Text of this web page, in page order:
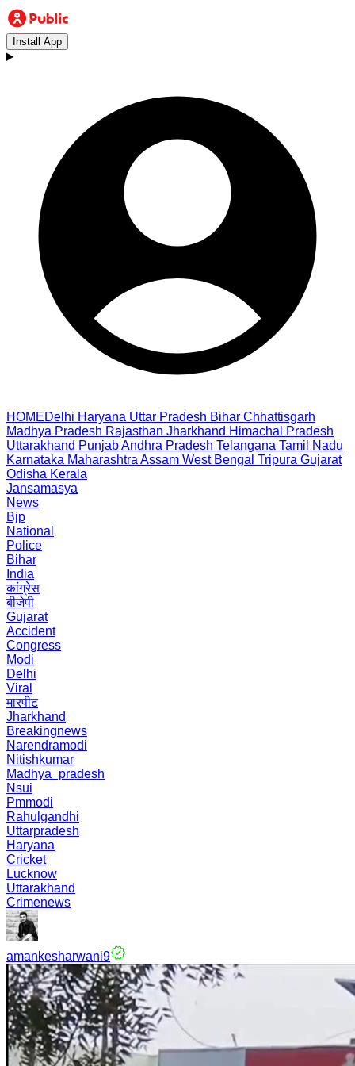
Install App
HOMEDelhi Haryana Uttar Pradesh Bihar Chhattisgarh
Madhya Pradesh Rajasthan Jharkhand Himachal Pradesh
Uttarakhand PunjabAndhra Pradesh Telangana Tamil Nadu
Karnataka Maharashtra Assam West Bengal Tripura Gujarat
Odisha Kerala
Jansamasya
News
Bjp
National
Police
Bihar
India
कांग्रेस
बीजेपी
Gujarat
Accident
Congress
Modi
Delhi
Viral
मारपीट
Jharkhand
Breakingnews
Narendramodi
Nitishkumar
Madhya_pradesh
Nsui
Pmmodi
Rahulgandhi
Uttarpradesh
Haryana
Cricket
Lucknow
Uttarakhand
Crimenews
amankesharwani9